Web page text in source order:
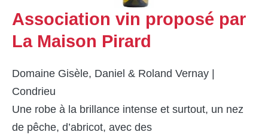
Association vin proposé par
La Maison Pirard
Domaine Gisèle, Daniel & Roland Vernay |
Condrieu
Une robe à la brillance intense et surtout, un nez
de pêche, d’abricot, avec des